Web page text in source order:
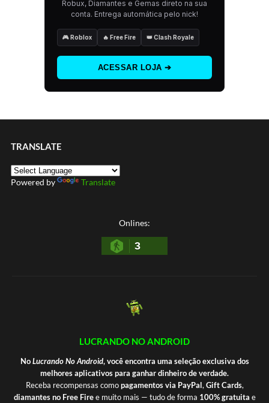
Robux, Diamantes e Gemas direto na sua
conta. Entrega automática pelo nick!
🎮 Roblox 🔥 Free Fire 👑 Clash Royale
ACESSAR LOJA ➔
TRANSLATE
Powered by Translate
Onlines:
3
LUCRANDO NO ANDROID
NoLucrando No Android, você encontra uma seleção exclusiva dos
melhores aplicativos para ganhar dinheiro de verdade.
Receba recompensas comopagamentos via PayPal, Gift Cards,
diamantes no Free Firee muito mais — tudo de forma 100% gratuita e